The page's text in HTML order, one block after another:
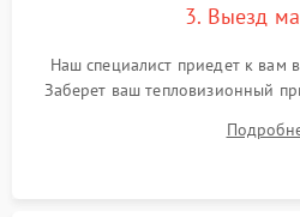
3. Выезд
Наш специалист приедет к вам
Заберет ваш тепловизионный